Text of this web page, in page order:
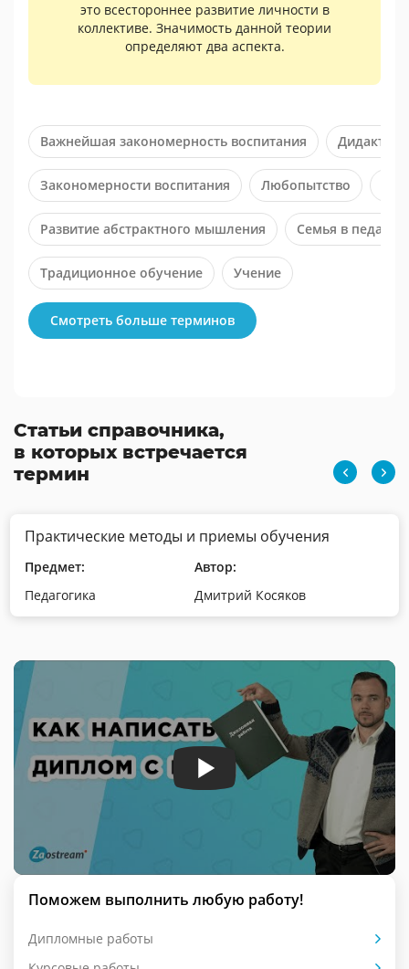
это всестороннее развитие личности в
коллективе. Значимость данной теории
определяют два аспекта.
Важнейшая закономерность воспитания
Закономерности воспитания Любопытство
Развитие абстрактного мышления Семья в
Традиционное обучение Учение
Смотреть больше терминов
Статьи справочника,
в которых встречается
термин
Практические методы и приемы обучения
Предмет:
Педагогика
Автор:
Дмитрий Косяков
Поможем выполнить любую работу!
Дипломные работы